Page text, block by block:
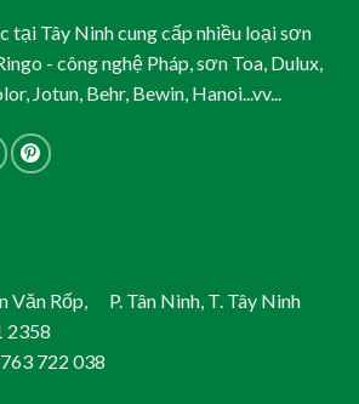
tại Tây Ninh cung cấp nhiều loại sơn
- công nghệ Pháp, sơn Toa, Dulux,
Jotun, Behr, Bewin, Hanoi...vv...
Văn Rốp, P. Tân Ninh, T. Tây Ninh
2358
722 038